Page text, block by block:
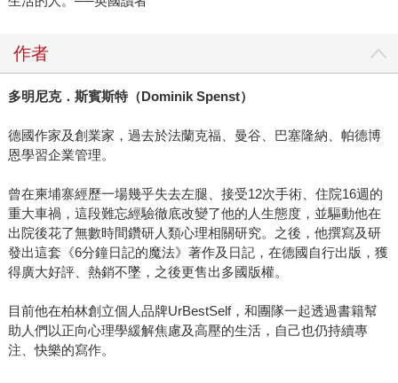
作者
多明尼克．斯賓斯特（Dominik Spenst）
德國作家及創業家，過去於法蘭克福、曼谷、巴塞隆納、帕德博
恩學習企業管理。
曾在柬埔寨經歷一場幾乎失去左腿、接受12次手術、住院16週的
重大車禍，這段難忘經驗徹底改變了他的人生態度，並驅動他在
出院後花了無數時間鑽研人類心理相關研究。之後，他撰寫及研
發出這套《6分鐘日記的魔法》著作及日記，在德國自行出版，獲
得廣大好評、熱銷不墜，之後更售出多國版權。
目前他在柏林創立個人品牌UrBestSelf，和團隊一起透過書籍幫
助人們以正向心理學緩解焦慮及高壓的生活，自己也仍持續專
注、快樂的寫作。